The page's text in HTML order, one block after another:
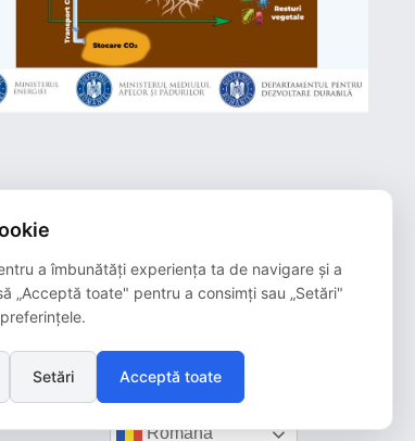
și beneficiază de 3D-Secure.
Română
a îmbunătăți experiența ta de navigare și a
„Acceptă toate" pentru a consimți sau „Setări"
Setări Acceptă toate